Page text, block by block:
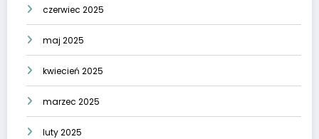
czerwiec 2025
maj 2025
kwiecień 2025
marzec 2025
luty 2025